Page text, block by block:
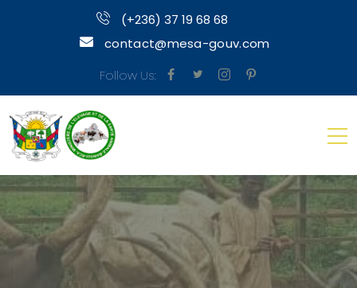
(+236) 37 19 68 68
contact@mesa-gouv.com
Follow Us: